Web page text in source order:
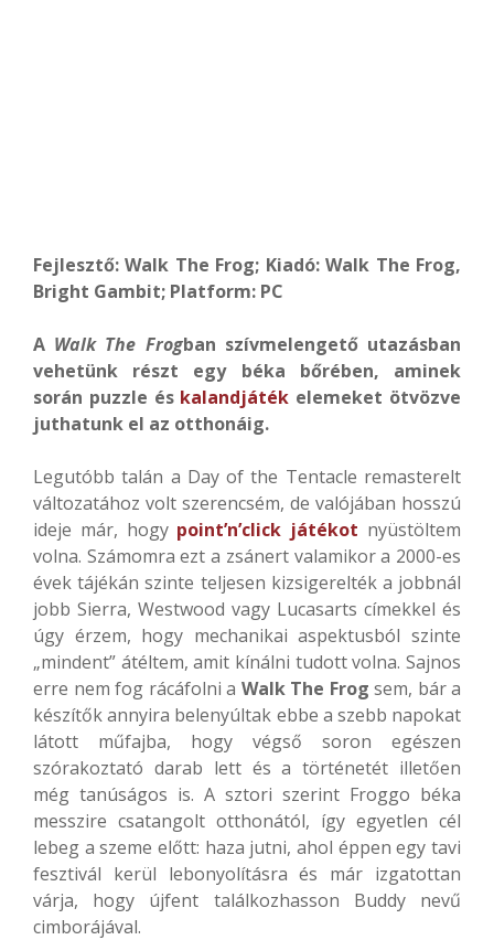
Fejlesztő: Walk The Frog; Kiadó: Walk The Frog,
Bright Gambit; Platform: PC
A Walk The Frogban szívmelengető utazásban
vehetünk részt egy béka bőrében, aminek
során puzzle és kalandjáték elemeket ötvözve
juthatunk el az otthonáig.
Legutóbb talán a Day of the Tentacle remasterelt
változatához volt szerencsém, de valójában hosszú
ideje már, hogy point’n’click játékot nyüstöltem
volna. Számomra ezt a zsánert valamikor a 2000-es
évek tájékán szinte teljesen kizsigerelték a jobbnál
jobb Sierra, Westwood vagy Lucasarts címekkel és
úgy érzem, hogy mechanikai aspektusból szinte
„mindent” átéltem, amit kínálni tudott volna. Sajnos
erre nem fog rácáfolni a Walk The Frog sem, bár a
készítők annyira belenyúltak ebbe a szebb napokat
látott műfajba, hogy végső soron egészen
szórakoztató darab lett és a történetét illetően
még tanúságos is. A sztori szerint Froggo béka
messzire csatangolt otthonától, így egyetlen cél
lebeg a szeme előtt: haza jutni, ahol éppen egy tavi
fesztivál kerül lebonyolításra és már izgatottan
várja, hogy újfent találkozhasson Buddy nevű
cimborájával.